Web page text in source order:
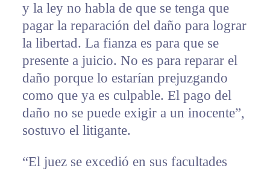
y la ley no habla de que se tenga que
pagar la reparación del daño para lograr
la libertad. La fianza es para que se
presente a juicio. No es para reparar el
daño porque lo estarían prejuzgando
como que ya es culpable. El pago del
daño no se puede exigir a un inocente”,
sostuvo el litigante.
“El juez se excedió en sus facultades